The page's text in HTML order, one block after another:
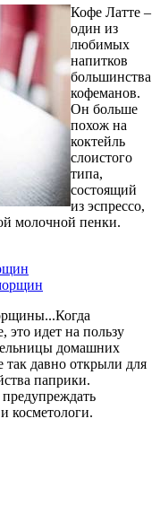
Кофе Латте –
один из
любимых
напитков
большинства
кофеманов.
Он больше
похож на
коктейль
слоистого
типа,
состоящий
из эспрессо,
молочной пенки.
это идет на пользу
домашних
так давно открыли для
паприки.
косметологи.